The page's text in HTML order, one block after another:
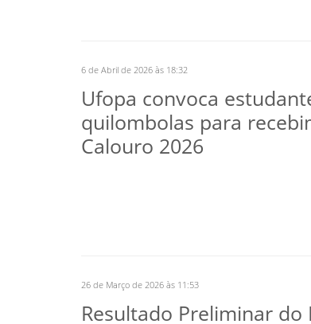
6 de Abril de 2026 às 18:32
Ufopa convoca
quilombolas para
Calouro 2026
26 de Março de 2026 às 11:53
Resultado Preliminar do